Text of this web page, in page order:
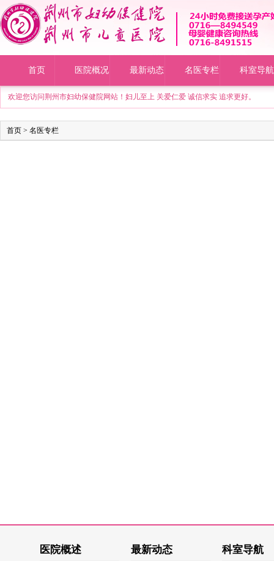
首页 医院概况 最新动态 名医专栏 科室导航
欢迎您访问荆州市妇幼保健院网站！妇儿至上 关爱仁爱 诚信求实 追求更好。
首页 > 名医专栏
医院概述 最新动态 科室导航